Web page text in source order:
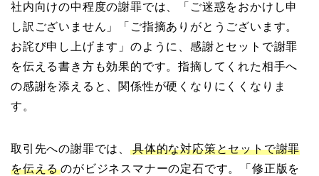
社内向けの中程度の謝罪では、「ご迷惑をおかけし申
し訳ございません」「ご指摘ありがとうございます。
お詫び申し上げます」のように、感謝とセットで謝罪
を伝える書き方も効果的です。指摘してくれた相手へ
の感謝を添えると、関係性が硬くなりにくくなりま
す。
取引先への謝罪では、
具体的な対応策とセットで謝罪
を伝えるのがビジネスマナーの定石です。「修正版を